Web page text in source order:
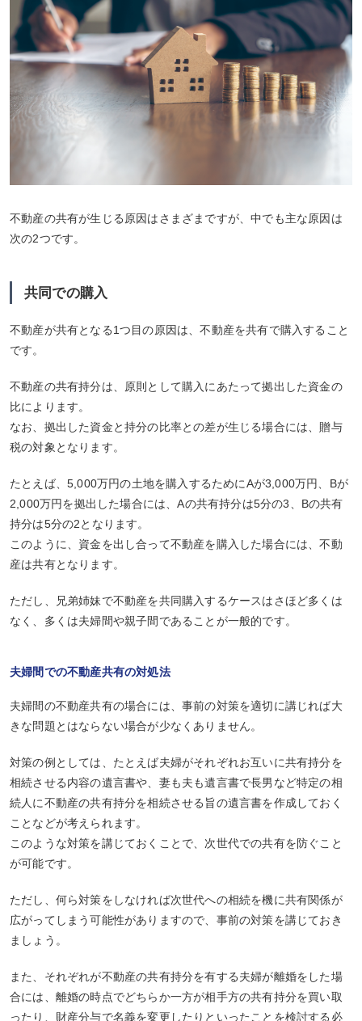
不動産の共有が生じる原因はさまざまですが、中でも主な原因は
次の2つです。
共同での購入
不動産が共有となる1つ目の原因は、不動産を共有で購入すること
です。
不動産の共有持分は、原則として購入にあたって拠出した資金の
比によります。
なお、拠出した資金と持分の比率との差が生じる場合には、贈与
税の対象となります。
たとえば、5,000万円の土地を購入するためにAが3,000万円、Bが
2,000万円を拠出した場合には、Aの共有持分は5分の3、Bの共有
持分は5分の2となります。
このように、資金を出し合って不動産を購入した場合には、不動
産は共有となります。
ただし、兄弟姉妹で不動産を共同購入するケースはさほど多くは
なく、多くは夫婦間や親子間であることが一般的です。
夫婦間での不動産共有の対処法
夫婦間の不動産共有の場合には、事前の対策を適切に講じれば大
きな問題とはならない場合が少なくありません。
対策の例としては、たとえば夫婦がそれぞれお互いに共有持分を
相続させる内容の遺言書や、妻も夫も遺言書で長男など特定の相
続人に不動産の共有持分を相続させる旨の遺言書を作成しておく
ことなどが考えられます。
このような対策を講じておくことで、次世代での共有を防ぐこと
が可能です。
ただし、何ら対策をしなければ次世代への相続を機に共有関係が
広がってしまう可能性がありますので、事前の対策を講じておき
ましょう。
また、それぞれが不動産の共有持分を有する夫婦が離婚をした場
合には、離婚の時点でどちらか一方が相手方の共有持分を買い取
ったり、財産分与で名義を変更したりといったことを検討する必